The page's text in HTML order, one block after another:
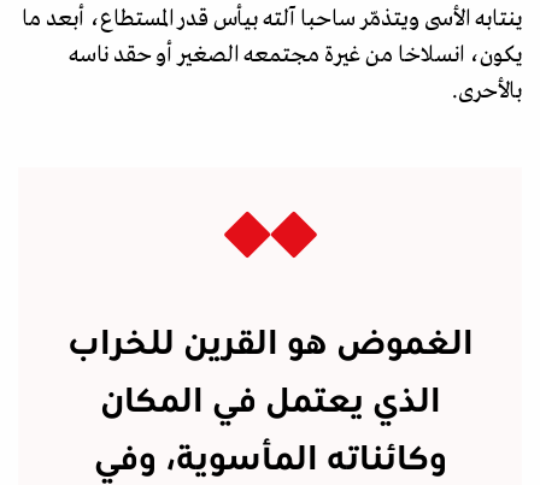
ينتابه الأسى ويتذمّر ساحبا آلته بيأس قدر المستطاع، أبعد ما
يكون، انسلاخا من غيرة مجتمعه الصغير أو حقد ناسه
بالأحرى.
الغموض هو القرين للخراب
الذي يعتمل في المكان
وكائناته المأسوية، وفي